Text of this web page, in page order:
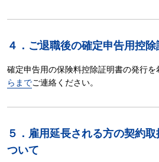
４．ご退職後の確定申告用控
確定申告用の保険料控除証明書の発行を
らまでご連絡ください。
５．雇用延長される方の契約
ついて